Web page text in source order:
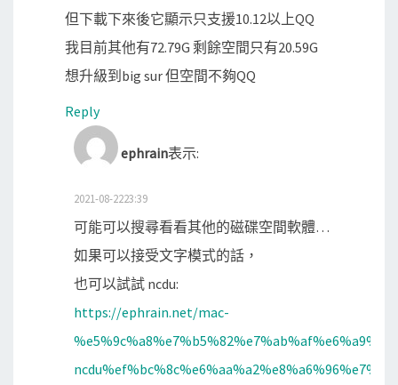
但下載下來後它顯示只支援10.12以上QQ
我目前其他有72.79G 剩餘空間只有20.59G
想升級到big sur 但空間不夠QQ
Reply
ephrain表示:
2021-08-2223:39
可能可以搜尋看看其他的磁碟空間軟體…
如果可以接受文字模式的話，
也可以試試 ncdu:
https://ephrain.net/mac-